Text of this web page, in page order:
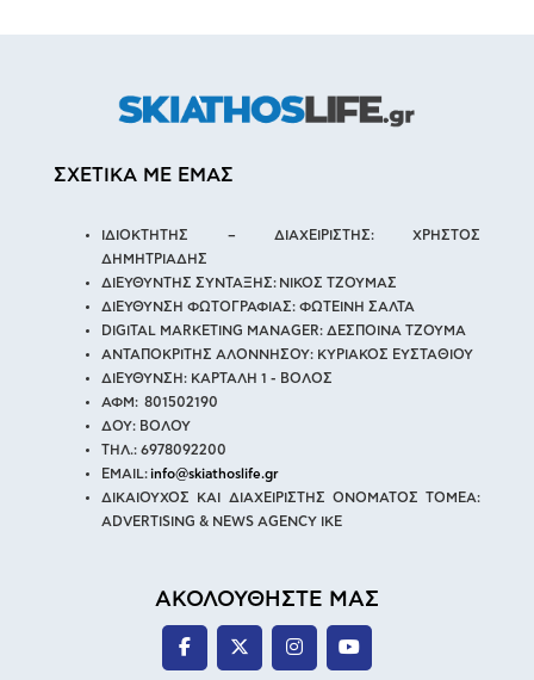
ΣΧΕΤΙΚΑ ΜΕ ΕΜΑΣ
ΙΔΙΟΚΤΗΤΗΣ – ΔΙΑΧΕΙΡΙΣΤΗΣ: ΧΡΗΣΤΟΣ
ΔΗΜΗΤΡΙΑΔΗΣ
ΔΙΕΥΘΥΝΤΗΣ ΣΥΝΤΑΞΗΣ: ΝΙΚΟΣ ΤΖΟΥΜΑΣ
ΔΙΕΥΘΥΝΣΗ ΦΩΤΟΓΡΑΦΙΑΣ: ΦΩΤΕΙΝΗ ΣΑΛΤΑ
DIGITAL MARKETING MANAGER: ΔΕΣΠΟΙΝΑ ΤΖΟΥΜΑ
ΑΝΤΑΠΟΚΡΙΤΗΣ ΑΛΟΝΝΗΣΟΥ: ΚΥΡΙΑΚΟΣ ΕΥΣΤΑΘΙΟΥ
ΔΙΕΥΘΥΝΣΗ: ΚΑΡΤΑΛΗ 1 - ΒΟΛΟΣ
ΑΦΜ: 801502190
ΔΟΥ: ΒΟΛΟΥ
ΤΗΛ.: 6978092200
EMAIL:info@skiathoslife.gr
ΔΙΚΑΙΟΥΧΟΣ ΚΑΙ ΔΙΑΧΕΙΡΙΣΤΗΣ ΟΝΟΜΑΤΟΣ ΤΟΜΕΑ:
ADVERTISING & NEWS AGENCY IKE
ΑΚΟΛΟΥΘΗΣΤΕ ΜΑΣ